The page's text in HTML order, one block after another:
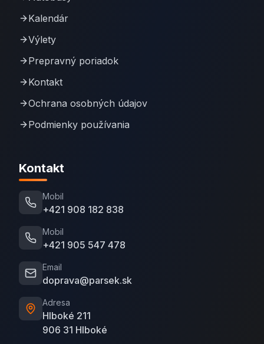
Kalendár
Výlety
Prepravný poriadok
Kontakt
Ochrana osobných údajov
Podmienky používania
Kontakt
Mobil
+421 908 182 838
Mobil
+421 905 547 478
Email
doprava@parsek.sk
Adresa
Hlboké 211
906 31 Hlboké